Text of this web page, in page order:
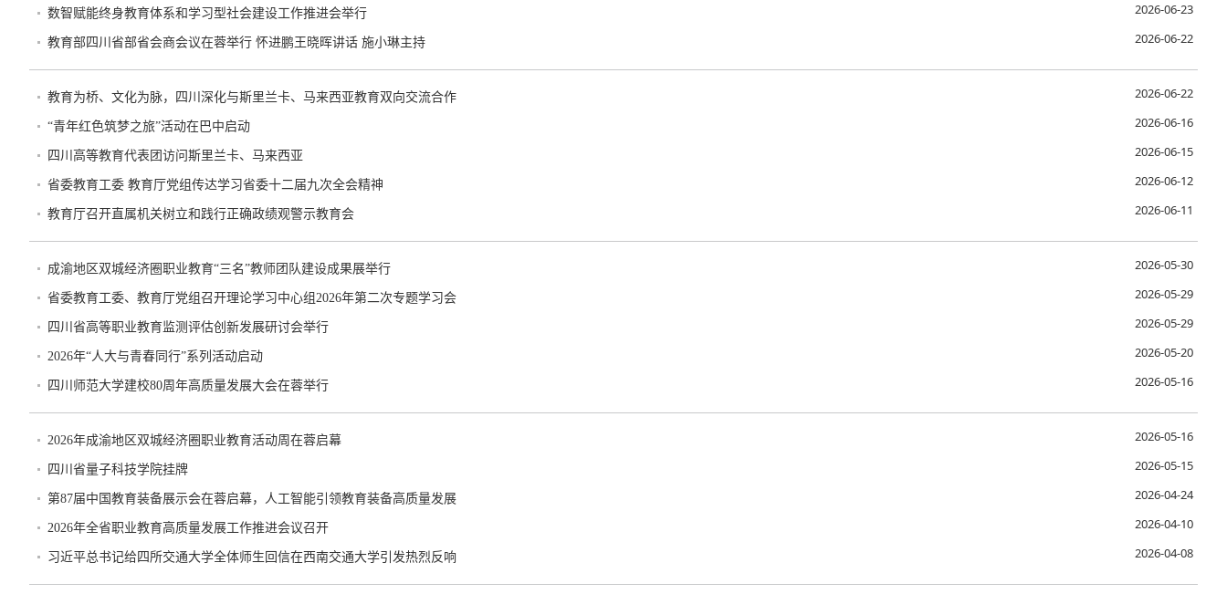
2026-06-23
数智赋能终身教育体系和学习型社会建设工作推进会举行
2026-06-22
教育部四川省部省会商会议在蓉举行 怀进鹏王晓晖讲话 施小琳主持
2026-06-22
教育为桥、文化为脉，四川深化与斯里兰卡、马来西亚教育双向交流合作
2026-06-16
“青年红色筑梦之旅”活动在巴中启动
2026-06-15
四川高等教育代表团访问斯里兰卡、马来西亚
2026-06-12
省委教育工委 教育厅党组传达学习省委十二届九次全会精神
2026-06-11
教育厅召开直属机关树立和践行正确政绩观警示教育会
2026-05-30
成渝地区双城经济圈职业教育“三名”教师团队建设成果展举行
2026-05-29
省委教育工委、教育厅党组召开理论学习中心组2026年第二次专题学习会
2026-05-29
四川省高等职业教育监测评估创新发展研讨会举行
2026-05-20
2026年“人大与青春同行”系列活动启动
2026-05-16
四川师范大学建校80周年高质量发展大会在蓉举行
2026-05-16
2026年成渝地区双城经济圈职业教育活动周在蓉启幕
2026-05-15
四川省量子科技学院挂牌
2026-04-24
第87届中国教育装备展示会在蓉启幕，人工智能引领教育装备高质量发展
2026-04-10
2026年全省职业教育高质量发展工作推进会议召开
2026-04-08
习近平总书记给四所交通大学全体师生回信在西南交通大学引发热烈反响